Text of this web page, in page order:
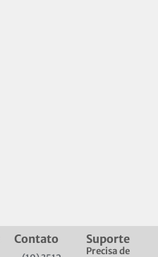
Contato Suporte
Precisa de